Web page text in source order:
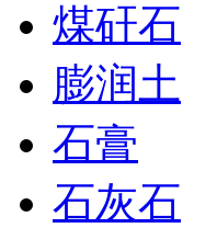
煤矸石
膨润土
石膏
石灰石